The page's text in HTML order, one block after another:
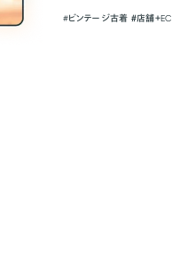
#ビンテージ古着 ＃店舗＋